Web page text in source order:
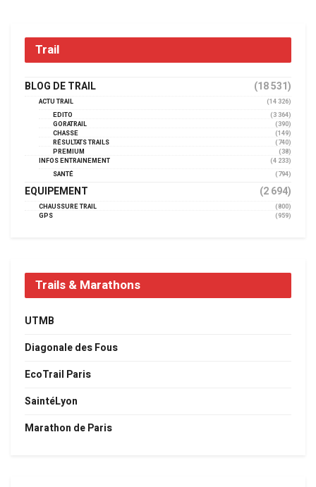
Trail
BLOG DE TRAIL (18 531)
ACTU TRAIL
(14 326)
EDITO
(3 364)
GORATRAIL
(390)
CHASSE
(149)
RÉSULTATS TRAILS
(740)
PREMIUM
(38)
INFOS ENTRAINEMENT
(4 233)
SANTÉ
(794)
EQUIPEMENT (2 694)
CHAUSSURE TRAIL
(800)
GPS
(959)
Trails & Marathons
UTMB
Diagonale des Fous
EcoTrail Paris
SaintéLyon
Marathon de Paris